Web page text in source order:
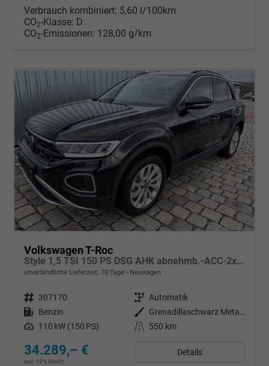
Verbrauch kombiniert: 5,60 l/100km
CO2-Klasse: D
CO2-Emissionen: 128,00 g/km
Volkswagen T-Roc
Style 1,5 TSI 150 PS DSG AHK abnehmb.-ACC-2xPDC & Kamera Parklenkass.-LED-KESSY-Klima 2-Zonen-Winterpaket-17 "Alu-sofort verfügbar
unverbindliche Lieferzeit: 10 Tage Neuwagen
Fahrzeugnr. 307170 Getriebe Automatik
Kraftstoff Benzin Außenfarbe
Grenadillaschwarz Metallic
Leistung 110 kW (150 PS) Kilometerstand 550 km
34.289,– €
incl. 19% MwSt.
Details